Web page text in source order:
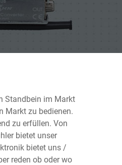
Standbein im Markt
Markt zu bedienen.
zu erfüllen. Von
bietet unser
bietet uns /
reden ob oder wo